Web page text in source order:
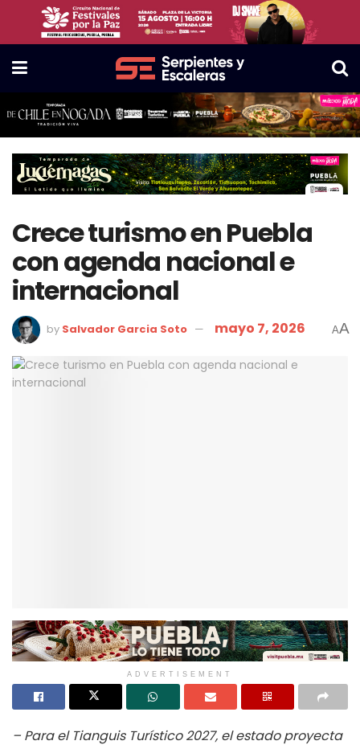
Crece turismo en Puebla
con agenda nacional e
internacional
by Salvador Garcia Soto mayo 7, 2026 AA
ADVERTISEMENT
– Para el Tianguis Turístico 2027, el estado proyecta